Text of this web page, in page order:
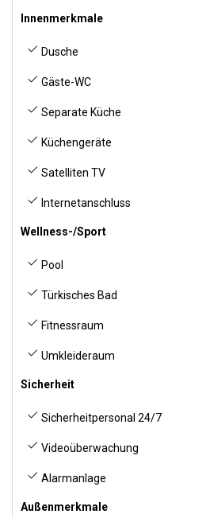
Innenmerkmale
Dusche
Gäste-WC
Separate Küche
Küchengeräte
Satelliten TV
Internetanschluss
Wellness-/Sport
Pool
Türkisches Bad
Fitnessraum
Umkleideraum
Sicherheit
Sicherheitpersonal 24/7
Videoüberwachung
Alarmanlage
Außenmerkmale